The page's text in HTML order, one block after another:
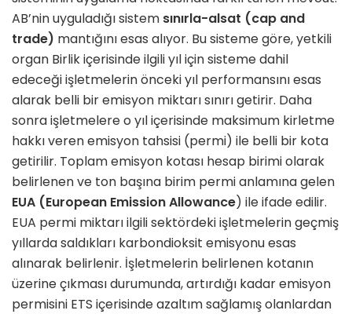
AB’nin uyguladığı sistem sınırla-alsat (cap and
trade) mantığını esas alıyor. Bu sisteme göre, yetkili
organ Birlik içerisinde ilgili yıl için sisteme dahil
edeceği işletmelerin önceki yıl performansını esas
alarak belli bir emisyon miktarı sınırı getirir. Daha
sonra işletmelere o yıl içerisinde maksimum kirletme
hakkı veren emisyon tahsisi (permi) ile belli bir kota
getirilir. Toplam emisyon kotası hesap birimi olarak
belirlenen ve ton başına birim permi anlamına gelen
EUA (European Emission Allowance) ile ifade edilir.
EUA permi miktarı ilgili sektördeki işletmelerin geçmiş
yıllarda saldıkları karbondioksit emisyonu esas
alınarak belirlenir. İşletmelerin belirlenen kotanın
üzerine çıkması durumunda, artırdığı kadar emisyon
permisini ETS içerisinde azaltım sağlamış olanlardan